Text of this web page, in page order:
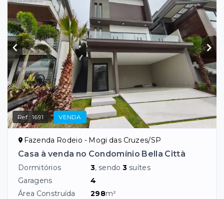
Ref.:1691 VENDA
Fazenda Rodeio - Mogi das Cruzes/SP
Casa à venda no Condomínio Bella Città
Dormitórios 3, sendo3 suítes
Garagens
4
Área Construída
298m²